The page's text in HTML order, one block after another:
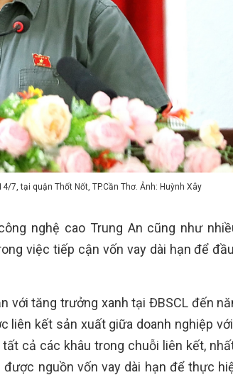
7, tại quận Thốt Nốt, TP.Cần Thơ. Ảnh: Huỳnh Xây
nghệ cao Trung An cũng như
việc tiếp cận vốn vay dài hạn để
với tăng trưởng xanh tại ĐBSCL đến
liên kết sản xuất giữa doanh nghiệp
cả các khâu trong chuỗi liên kết,
nguồn vốn vay dài hạn để thực